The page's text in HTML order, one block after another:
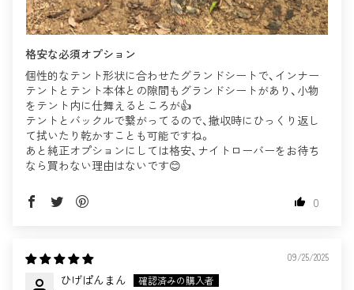
格安な必須オプション
個性的なテント形状に合わせたグランドシートで、インナー
テントとテント本体との隙間もグランドシートがあり、小物
をテント内に仕舞えるところが👍
テントとバックルで繋がってるので、撤収時にひっくり返し
て拭いたり乾かすことも可能ですね。
あと純正オプションにしては格安、ナイトローバーをお待ち
なら買わない理由はないです😊
0
09/25/2025
ひげぱんまん